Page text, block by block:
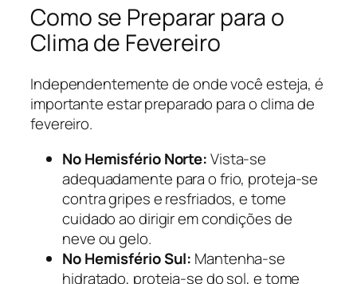
Como se Preparar para o
Clima de Fevereiro
Independentemente de onde você esteja, é
importante estar preparado para o clima de
fevereiro.
No Hemisfério Norte:Vista-se
adequadamente para o frio, proteja-se
contra gripes e resfriados, e tome
cuidado ao dirigir em condições de
neve ou gelo.
No Hemisfério Sul: Mantenha-se
hidratado, proteja-se do sol, e tome